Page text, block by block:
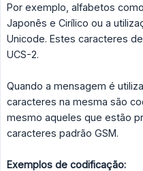
Por exemplo, alfabetos
Japonês e Cirílico ou a
Unicode. Estes caracteres
UCS-2.
Quando a mensagem é
caracteres na mesma são
mesmo aqueles que estão
caracteres padrão GSM.
Exemplos de codificação: